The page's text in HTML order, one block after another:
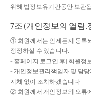
위해 법정보유기간동안 보관
7조 (개인정보의 열람.
① 회원께서는 언제든지 등록
정정하실 수 있습니다.
- 홈페이지 로그인 후 [회원정
- 개인정보관리책임자 및 담
지체 없이 조치하겠습니다
② 회원께서 개인정보의 오류